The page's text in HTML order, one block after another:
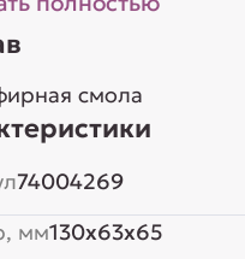
смола
74004269
мм130x63x65